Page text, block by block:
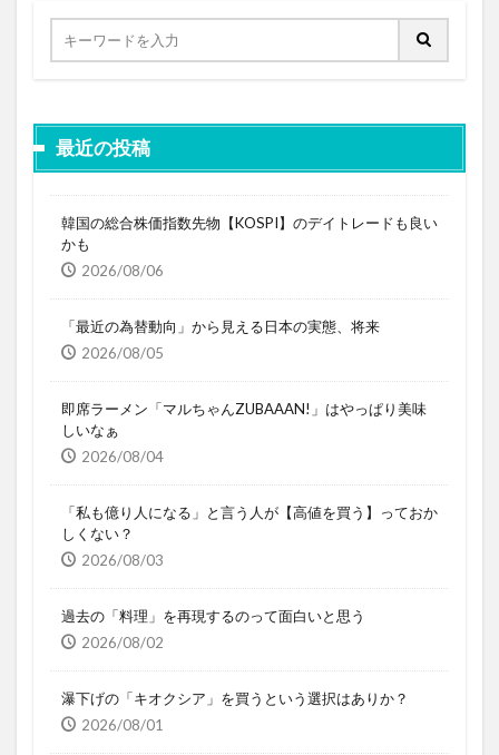
最近の投稿
韓国の総合株価指数先物【KOSPI】のデイトレードも良い
かも
2026/08/06
「最近の為替動向」から見える日本の実態、将来
2026/08/05
即席ラーメン「マルちゃんZUBAAAN!」はやっぱり美味
しいなぁ
2026/08/04
「私も億り人になる」と言う人が【高値を買う】っておか
しくない？
2026/08/03
過去の「料理」を再現するのって面白いと思う
2026/08/02
瀑下げの「キオクシア」を買うという選択はありか？
2026/08/01